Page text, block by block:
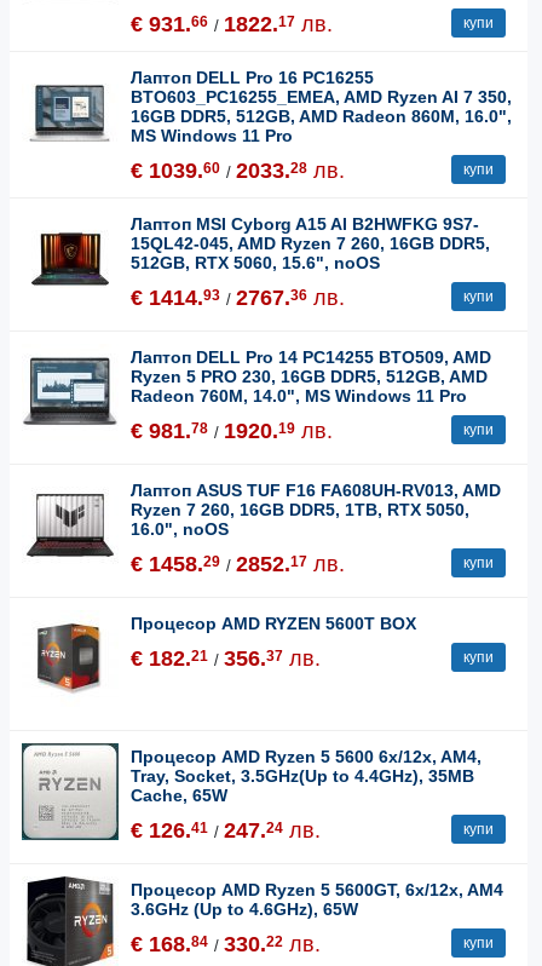
€ 931.66 / 1822.17 лв. купи
Лаптоп DELL Pro 16 PC16255
BTO603_PC16255_EMEA, AMD Ryzen AI 7 350,
16GB DDR5, 512GB, AMD Radeon 860M, 16.0",
MS Windows 11 Pro
€ 1039.60 / 2033.28 лв. купи
Лаптоп MSI Cyborg A15 AI B2HWFKG 9S7-
15QL42-045, AMD Ryzen 7 260, 16GB DDR5,
512GB, RTX 5060, 15.6", noOS
€ 1414.93 / 2767.36 лв. купи
Лаптоп DELL Pro 14 PC14255 BTO509, AMD
Ryzen 5 PRO 230, 16GB DDR5, 512GB, AMD
Radeon 760M, 14.0", MS Windows 11 Pro
€ 981.78 / 1920.19 лв. купи
Лаптоп ASUS TUF F16 FA608UH-RV013, AMD
Ryzen 7 260, 16GB DDR5, 1TB, RTX 5050,
16.0", noOS
€ 1458.29 / 2852.17 лв. купи
Процесор AMD RYZEN 5600T BOX
€ 182.21 / 356.37 лв. купи
Процесор AMD Ryzen 5 5600 6x/12x, AM4,
Tray, Socket, 3.5GHz(Up to 4.4GHz), 35MB
Cache, 65W
€ 126.41 / 247.24 лв. купи
Процесор AMD Ryzen 5 5600GT, 6x/12x, AM4
3.6GHz (Up to 4.6GHz), 65W
€ 168.84 / 330.22 лв. купи